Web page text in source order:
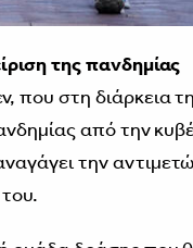
της πανδημίας
στη διάρκεια
από την
την